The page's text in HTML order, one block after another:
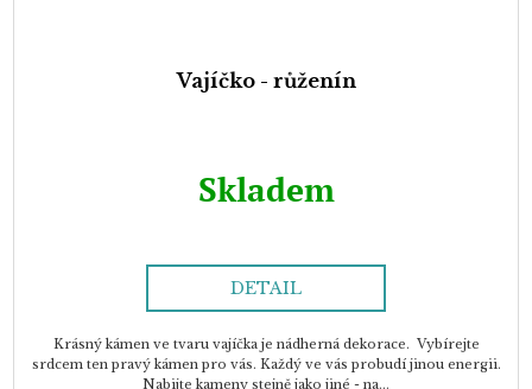
Vajíčko - růženín
Skladem
DETAIL
Krásný kámen ve tvaru vajíčka je nádherná dekorace. Vybírejte
srdcem ten pravý kámen pro vás. Každý ve vás probudí jinou energii.
Nabijte kameny stejně jako jiné - na...